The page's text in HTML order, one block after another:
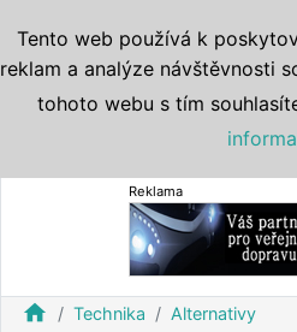
Reklama
home Technika
Alternativy
Tento web používá k
reklam a analýze návštěvnosti
tohoto webu s tím